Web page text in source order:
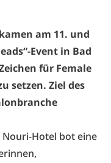
am 11. und
Event in Bad
für Female
setzen. Ziel des
Hotel bot eine